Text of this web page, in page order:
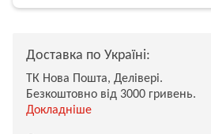
Доставка по Україні:
ТК Нова Пошта, Делівері.
Безкоштовно від 3000 гривень.
Докладніше